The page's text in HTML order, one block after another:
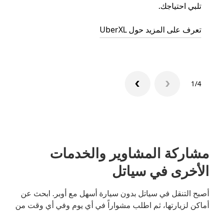
تلبي احتياجك.
تعرف على المزيد حول UberXL
1/4
مشاركة المشاوير والخدمات
الأخرى في سياتل
أصبح التنقل في سياتل بدون سيارة أسهل مع أوبر. ابحث عن
أماكن لزيارتها، ثم اطلب مشواراً في أي يوم وفي أي وقت من